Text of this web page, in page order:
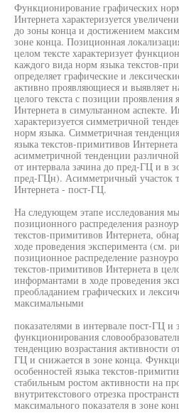
Функционирование графических
Интернета характеризуется
до зоны конца и достижением
зоне конца. Позиционная
целом тексте характеризует
каждого вида норм языка текстов-
определяет графические и
активно проявляющиеся и выявляет
целого текста с позиции проявления
Интернета в симультанном аспекте.
характеризуется симметричной
норм языка. Симметричная
языка текстов-примитивов
асимметричной тенденции
от интервала зачина до пред-ГЦ и в
пред-ГЦн). Асимметричный участок
Интернета - пост-ГЦ.
На следующем этапе исследования
позиционного распределения
текстов-примитивов Интернета,
ходе проведения эксперимента (см.
позиционное распределение
текстов-примитивов Интернета в
информантами в ходе проведения
преобладанием графических и
максимальными
показателями в интервале пост-ГЦ и
функционирования
тенденцию возрастания активности
ГЦ и снижается в зоне конца.
особенностей языка текстов-
стабильным ростом активности на
внутритекстового отрезка
максимального показателя в зоне